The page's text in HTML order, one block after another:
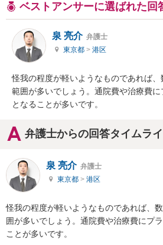
ベストアンサーに選ばれた回
泉 亮介 弁護士
東京都 > 港区
怪我の程度が軽いようなものであれば
範囲が多いでしょう。通院費や治療費
となることが多いです。
弁護士からの回答タイムラ
泉 亮介 弁護士
東京都 > 港区
怪我の程度が軽いようなものであれば、
囲が多いでしょう。通院費や治療費にプ
ことが多いです。